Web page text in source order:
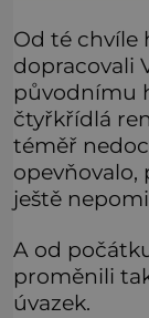
Od té chvíle
dopracovali
původnímu
čtyřkřídlá
téměř
opevňovalo,
ještě
A od
proměnili
úvazek.